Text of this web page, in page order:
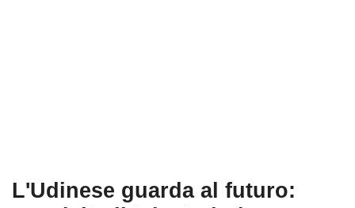
L'Udinese guarda al futuro: